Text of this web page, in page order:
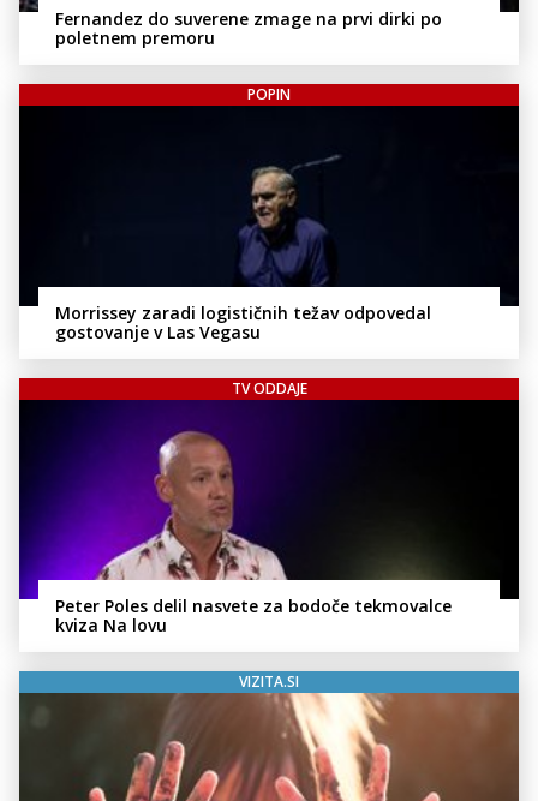
Fernandez do suverene zmage na prvi dirki po
poletnem premoru
POPIN
Morrissey zaradi logističnih težav odpovedal
gostovanje v Las Vegasu
TV ODDAJE
Peter Poles delil nasvete za bodoče tekmovalce
kviza Na lovu
VIZITA.SI